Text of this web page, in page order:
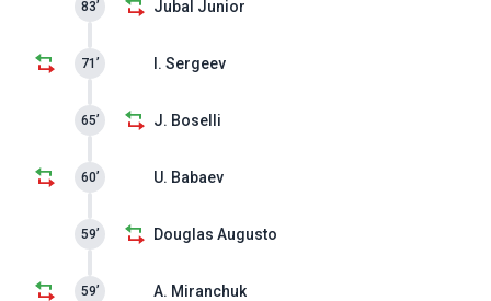
A. Miranchuk
59’
59’ Douglas Augusto
U. Babaev
60’
65’ J. Boselli
I. Sergeev
71’
83’ Jubal Junior